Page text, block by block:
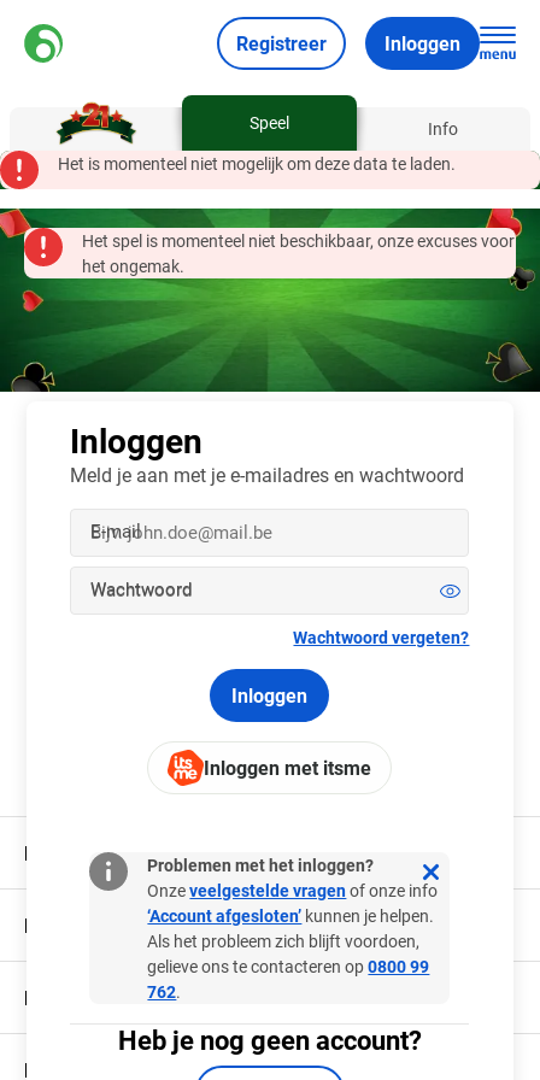
Registreer Inloggen
Over Speel
Info
Het is momenteel niet mogelijk om deze data te laden.
Het spel is momenteel niet beschikbaar, onze excuses voor
het ongemak.
Hulp nodig?
Privacy en veiligheid
Hoe en waar spelen
Meer dan spelen
Inloggen
Meld je aan met je e-mailadres en wachtwoord
E-mail
Wachtwoord
Wachtwoord vergeten?
Inloggen
Inloggen met itsme
Problemen met het inloggen?
Onzeveelgestelde vragenof onze info
‘Account afgesloten’ kunnen je helpen.
Als het probleem zich blijft voordoen,
gelieve ons te contacteren op0800 99
762.
Heb je nog geen account?